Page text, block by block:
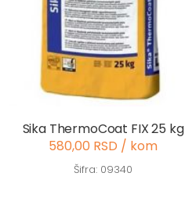
Sika ThermoCoat FIX 25 kg
580,00 RSD / kom
Šifra: 09340